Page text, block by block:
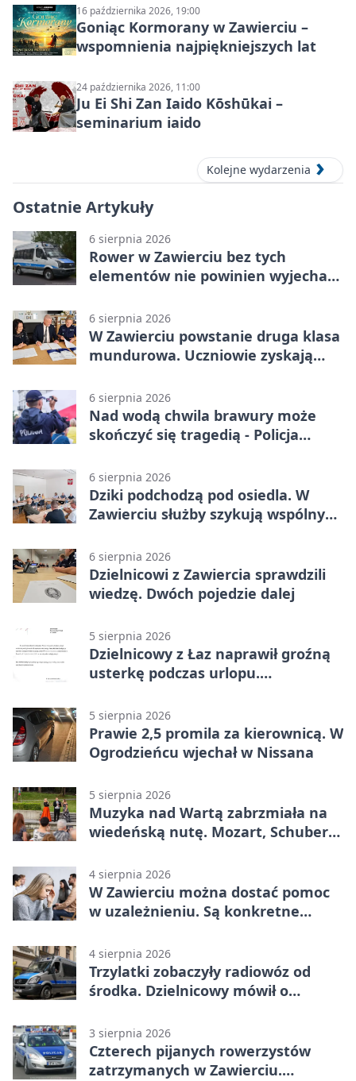
16 października 2026, 19:00
Goniąc Kormorany w Zawierciu –
wspomnienia najpiękniejszych lat
24 października 2026, 11:00
Ju Ei Shi Zan Iaido Kōshūkai –
seminarium iaido
Kolejne wydarzenia
Ostatnie Artykuły
6 sierpnia 2026
Rower w Zawierciu bez tych
elementów nie powinien wyjechać
6 sierpnia 2026
W Zawierciu powstanie druga klasa
mundurowa. Uczniowie zyskają
6 sierpnia 2026
Nad wodą chwila brawury może
skończyć się tragedią - Policja
6 sierpnia 2026
Dziki podchodzą pod osiedla. W
Zawierciu służby szykują wspólny
6 sierpnia 2026
Dzielnicowi z Zawiercia sprawdzili
wiedzę. Dwóch pojedzie dalej
5 sierpnia 2026
Dzielnicowy z Łaz naprawił groźną
usterkę podczas urlopu.
5 sierpnia 2026
Prawie 2,5 promila za kierownicą. W
Ogrodzieńcu wjechał w Nissana
5 sierpnia 2026
Muzyka nad Wartą zabrzmiała na
wiedeńską nutę. Mozart, Schubert i
4 sierpnia 2026
W Zawierciu można dostać pomoc
w uzależnieniu. Są konkretne
4 sierpnia 2026
Trzylatki zobaczyły radiowóz od
środka. Dzielnicowy mówił o
3 sierpnia 2026
Czterech pijanych rowerzystów
zatrzymanych w Zawierciu.